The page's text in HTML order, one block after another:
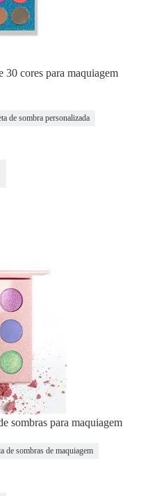
30 cores para maquiagem
de sombra personalizada
sombras para maquiagem
de sombras de maquiagem